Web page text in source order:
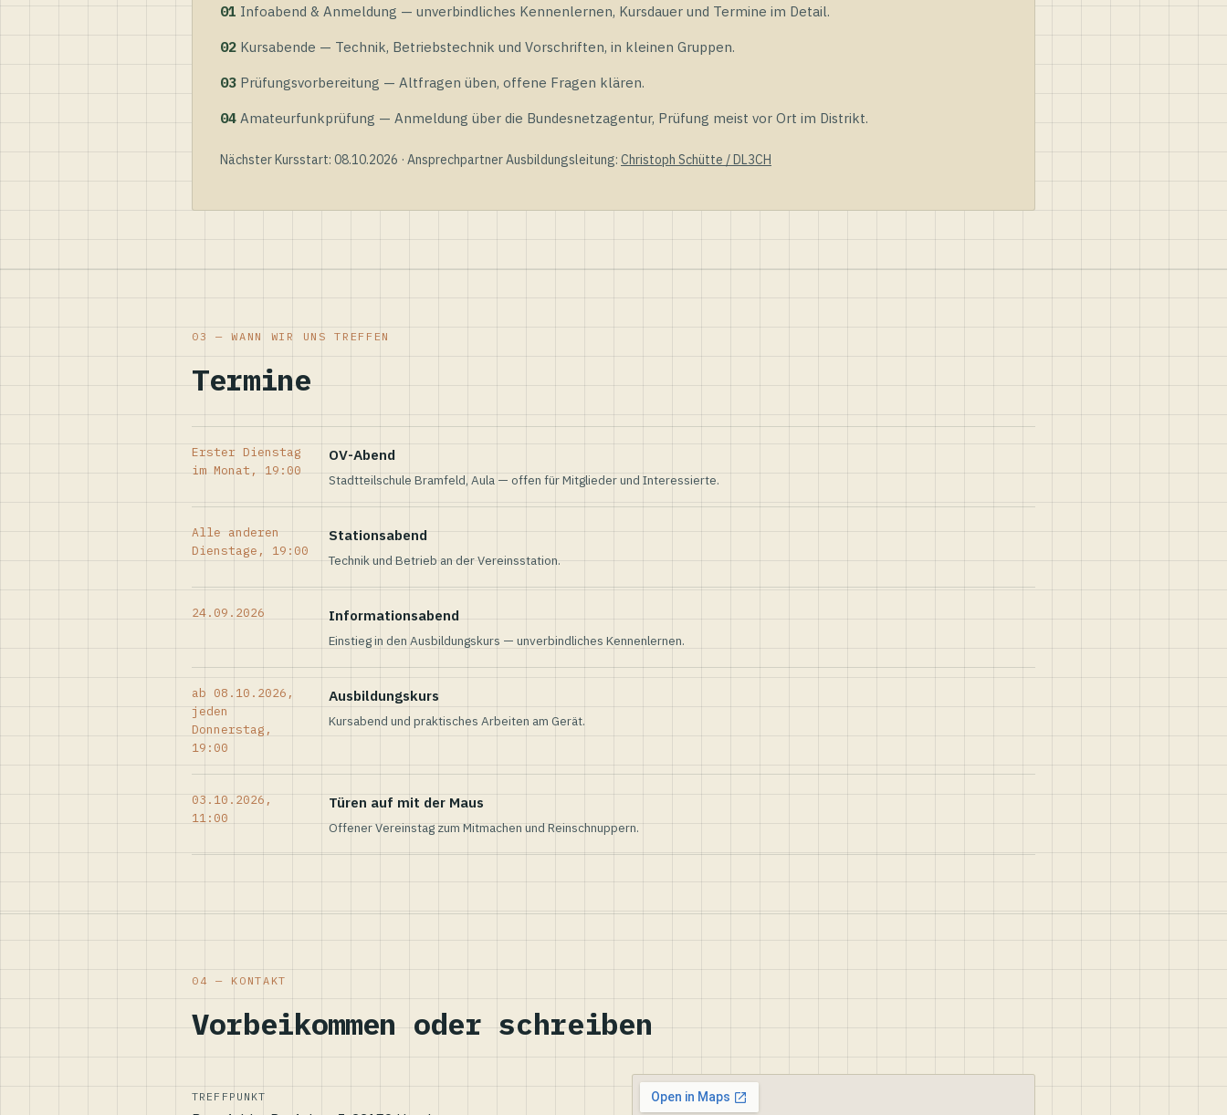
01 Infoabend & Anmeldung — unverbindliches Kennenlernen, Kursdauer und Termine im Detail.
02 Kursabende — Technik, Betriebstechnik und Vorschriften, in kleinen Gruppen.
03 Prüfungsvorbereitung — Altfragen üben, offene Fragen klären.
04 Amateurfunkprüfung — Anmeldung über die Bundesnetzagentur, Prüfung meist vor Ort im Distrikt.
Nächster Kursstart: 08.10.2026 · Ansprechpartner Ausbildungsleitung: Christoph Schütte / DL3CH
03 — WANN WIR UNS TREFFEN
Termine
Erster Dienstag
im Monat, 19:00
OV-Abend
Stadtteilschule Bramfeld, Aula — offen für Mitglieder und Interessierte.
Alle anderen
Dienstage, 19:00
Stationsabend
Technik und Betrieb an der Vereinsstation.
24.09.2026 Informationsabend
Einstieg in den Ausbildungskurs — unverbindliches Kennenlernen.
ab 08.10.2026,
jeden
Donnerstag,
19:00
Ausbildungskurs
Kursabend und praktisches Arbeiten am Gerät.
03.10.2026,
11:00
Türen auf mit der Maus
Offener Vereinstag zum Mitmachen und Reinschnuppern.
04 — KONTAKT
Vorbeikommen oder schreiben
TREFFPUNKT